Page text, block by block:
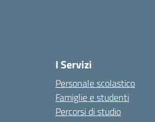
I Servizi
Personale scolastico
Famiglie e studenti
Percorsi di studio